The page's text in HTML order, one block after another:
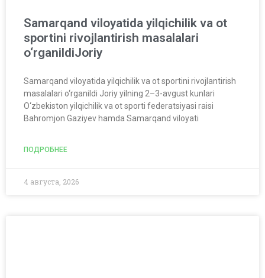
Samarqand viloyatida yilqichilik va ot
sportini rivojlantirish masalalari
o‘rganildiJoriy
Samarqand viloyatida yilqichilik va ot sportini rivojlantirish
masalalari o‘rganildi Joriy yilning 2–3-avgust kunlari
O‘zbekiston yilqichilik va ot sporti federatsiyasi raisi
Bahromjon Gaziyev hamda Samarqand viloyati
ПОДРОБНЕЕ
4 августа, 2026